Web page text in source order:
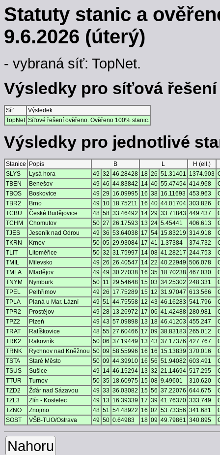
Statuty stanic a
9.6.2026 (úterý)
- vybraná síť: TopNet.
Výsledky pro síťová
Síť
Výsledek
TopNet Síťové řešení ověřeno. Ověřeno 100% stanic.
Výsledky pro jednotlivé
Stanice Popis B L
H (ell.)
SLYS
Lysá hora 49 32 46.28428 18 26 51.31401 1374.903
TBEN
Benešov 49 46 44.83842 14 40 55.47454 414.968
TBOS
Boskovice 49 29 16.09995 16 38 16.11693 453.963
TBR2
Brno 49 10 18.75211 16 40 44.01704 303.826
TCBU
České Budějovice 48 58 33.46492 14 29 33.71843 449.437
TCHM
Chomutov 50 27 26.17593 13 24 5.45441 406.613
TJES
Jeseník nad Odrou 49 36 53.64038 17 54 15.83219 314.918
TKRN
Krnov 50 05 29.93084 17 41 1.37384 374.732
TLIT
Litoměřice 50 32 31.75997 14 08 41.28217 244.753
TMIL
Milevsko 49 26 26.40547 14 22 40.22949 506.078
TMLA
Mladějov 49 49 30.27038 16 35 18.70238 467.030
TNYM
Nymburk 50 11 29.54648 15 03 34.25302 248.331
TPEL
Pelhřimov 49 26 17.75289 15 12 31.97047 613.566
TPLA
Planá u Mar. Lázní 49 51 44.75558 12 43 46.16283 541.796
TPR2
Prostějov 49 28 13.26972 17 06 41.42488 280.981
TPZ2
Plzeň 49 43 57.09898 13 18 46.41203 455.247
TRAT
Ratíškovice 48 55 27.60466 17 09 38.83183 265.012
TRK2
Rakovník 50 06 37.19449 13 43 37.17376 427.767
TRNK
Rychnov nad Kněžnou 50 09 58.55996 16 16 15.13839 370.016
TSTA
Staré Město 50 09 44.39910 16 56 51.94082 603.491
TSUS
Sušice 49 14 46.15294 13 32 21.14694 517.295
TTUR
Turnov 50 35 18.60975 15 08 9.49601 310.620
TZD2
Žďár nad Sázavou 49 33 36.03082 15 56 37.22076 644.675
TZL3
Zlín - Kostelec 49 13 16.39339 17 39 41.76370 333.749
TZNO
Znojmo 48 51 54.48922 16 02 53.73356 341.681
SOST
VŠB-TUO/Ostrava 49 50 0.64983 18 09 49.79861 340.895
Nahoru